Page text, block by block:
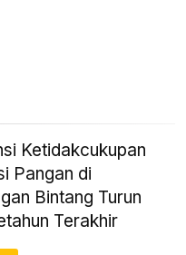
Ketidakcukupan
Pangan di
Bintang Turun
Terakhir